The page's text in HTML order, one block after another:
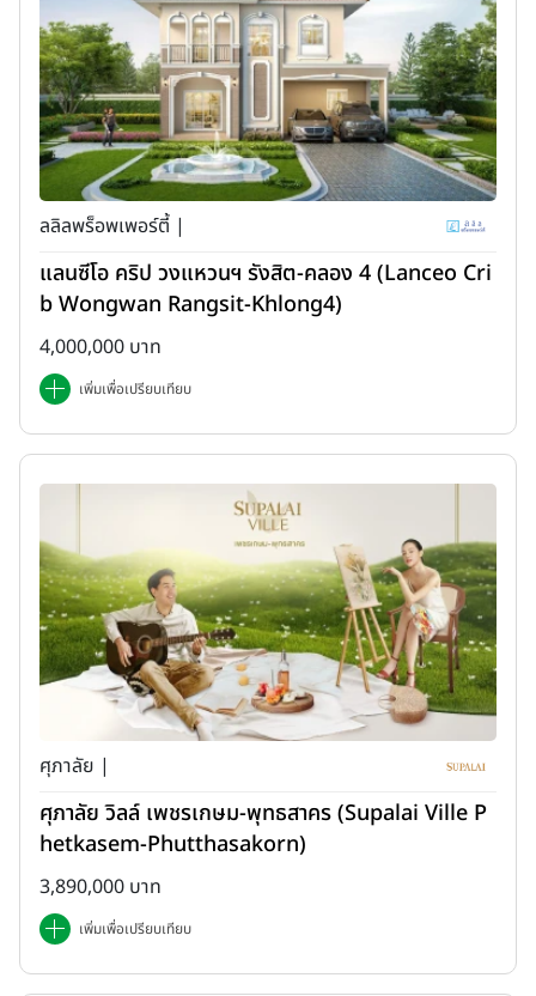
ลลิลพร็อพเพอร์ตี้ |
แลนซีโอ คริป วงแหวนฯ รังสิต-คลอง 4 (Lanceo Cri
b Wongwan Rangsit-Khlong4)
4,000,000 บาท
เพิ่มเพื่อเปรียบเทียบ
ศุภาลัย |
ศุภาลัย วิลล์ เพชรเกษม-พุทธสาคร (Supalai Ville P
hetkasem-Phutthasakorn)
3,890,000 บาท
เพิ่มเพื่อเปรียบเทียบ